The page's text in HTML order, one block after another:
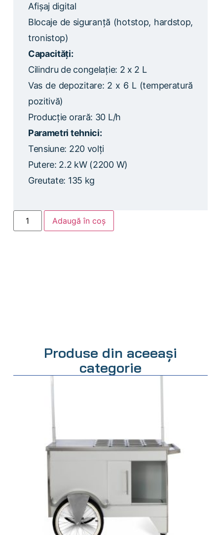
Afișaj digital
Blocaje de siguranță (hotstop, hardstop,
tronistop)
Capacități:
Cilindru de congelație: 2 x 2 L
Vas de depozitare: 2 x 6 L (temperatură
pozitivă)
Producție orară: 30 L/h
Parametri tehnici:
Tensiune: 220 volți
Putere: 2.2 kW (2200 W)
Greutate: 135 kg
Adaugă în coș
Produse din aceeași
categorie